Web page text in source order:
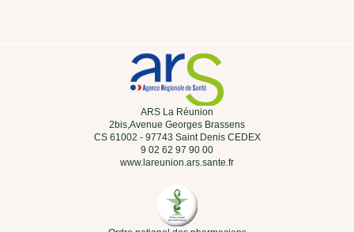
ARS La Réunion
2bis,Avenue Georges Brassens
CS 61002 - 97743 Saint Denis CEDEX
9 02 62 97 90 00
www.lareunion.ars.sante.fr